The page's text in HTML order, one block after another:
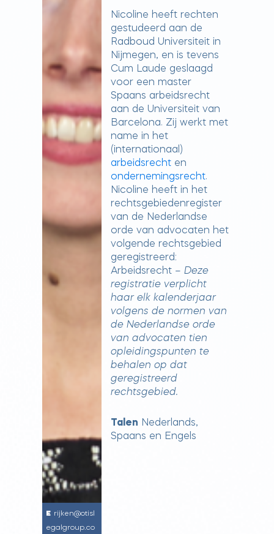
rijken@otisl
egalgroup.co
Nicoline heeft rechten
gestudeerd aan de
Radboud Universiteit in
Nijmegen, en is tevens
Cum Laude geslaagd
voor een master
Spaans arbeidsrecht
aan de Universiteit van
Barcelona. Zij werkt met
name in het
(internationaal)
arbeidsrecht en
ondernemingsrecht.
Nicoline heeft in het
rechtsgebiedenregister
van de Nederlandse
orde van advocaten het
volgende rechtsgebied
geregistreerd:
Arbeidsrecht –Deze
registratie verplicht
haar elk kalenderjaar
volgens de normen van
de Nederlandse orde
van advocaten tien
opleidingspunten te
behalen op dat
geregistreerd
rechtsgebied.
Talen Nederlands,
Spaans en Engels